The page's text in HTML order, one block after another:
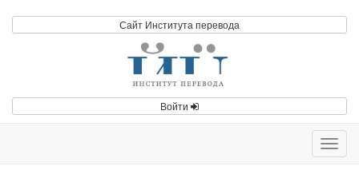
Сайт Института перевода
Войти